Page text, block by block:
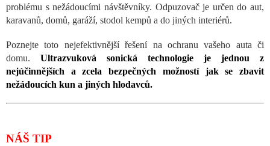
problému s nežádoucími návštěvníky. Odpuzovač je určen do aut,
karavanů, domů, garáží, stodol kempů a do jiných interiérů.
Poznejte toto nejefektivnější řešení na ochranu vašeho auta či
domu. Ultrazvuková sonická technologie je jednou z
nejúčinnějších a zcela bezpečných možností jak se zbavit
nežádoucích kun a jiných hlodavců.
NÁŠ TIP